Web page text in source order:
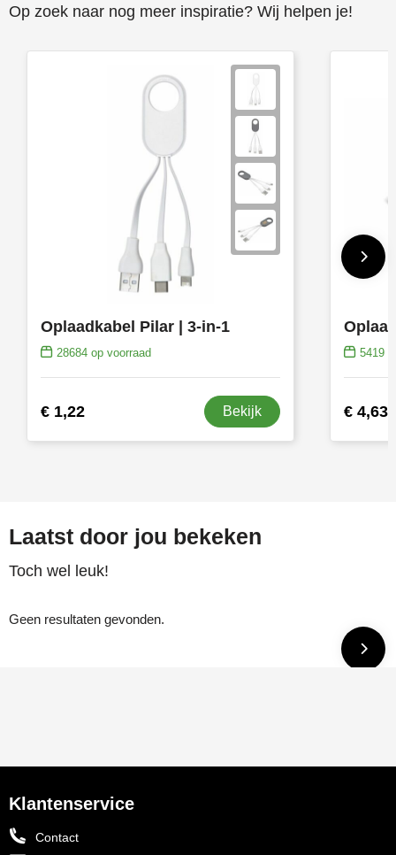
Op zoek naar nog meer inspiratie? Wij helpen je!
Oplaadkabel Pilar | 3-in-1
28684op voorraad
€ 1,22 Bekijk
5419
€ 4,63
Laatst door jou bekeken
Toch wel leuk!
Geen resultaten gevonden.
Klantenservice
Contact